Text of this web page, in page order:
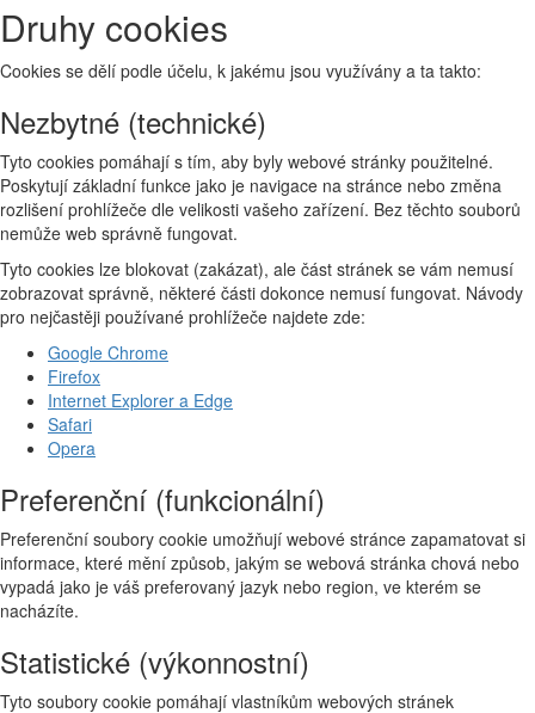
Druhy cookies
Cookies se dělí podle účelu, k jakému jsou využívány a ta takto:
Nezbytné (technické)
Tyto cookies pomáhají s tím, aby byly webové stránky použitelné.
Poskytují základní funkce jako je navigace na stránce nebo změna
rozlišení prohlížeče dle velikosti vašeho zařízení. Bez těchto souborů
nemůže web správně fungovat.
Tyto cookies lze blokovat (zakázat), ale část stránek se vám nemusí
zobrazovat správně, některé části dokonce nemusí fungovat. Návody
pro nejčastěji používané prohlížeče najdete zde:
Google Chrome
Firefox
Internet Explorer a Edge
Safari
Opera
Preferenční (funkcionální)
Preferenční soubory cookie umožňují webové stránce zapamatovat si
informace, které mění způsob, jakým se webová stránka chová nebo
vypadá jako je váš preferovaný jazyk nebo region, ve kterém se
nacházíte.
Statistické (výkonnostní)
Tyto soubory cookie pomáhají vlastníkům webových stránek